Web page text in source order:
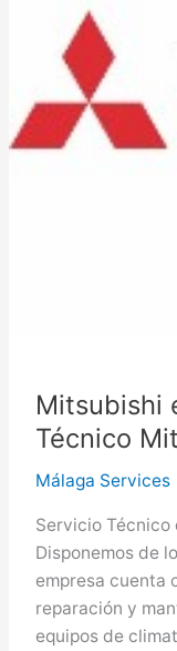
Mitsubishi
Técnico
Málaga Services
Servicio Técnico
Disponemos de
empresa cuenta
reparación y
equipos de